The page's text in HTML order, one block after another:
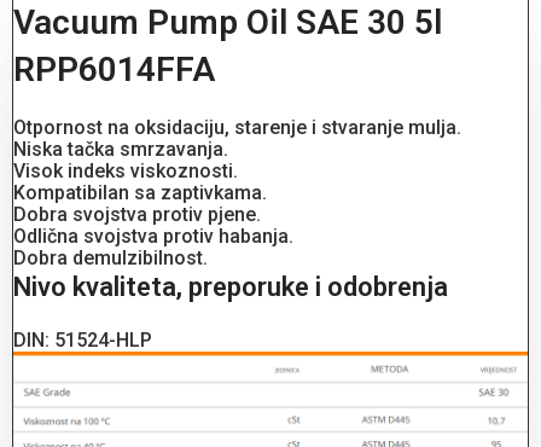
Vacuum Pump Oil SAE 30 5l
RPP6014FFA
Otpornost na oksidaciju, starenje i stvaranje mulja.
Niska tačka smrzavanja.
Visok indeks viskoznosti.
Kompatibilan sa zaptivkama.
Dobra svojstva protiv pjene.
Odlična svojstva protiv habanja.
Dobra demulzibilnost.
Nivo kvaliteta, preporuke i odobrenja
DIN: 51524-HLP